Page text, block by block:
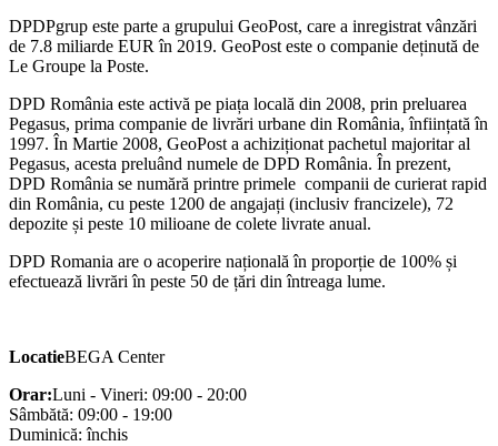
DPDPgrup este parte a grupului GeoPost, care a inregistrat vânzări
de 7.8 miliarde EUR în 2019. GeoPost este o companie deținută de
Le Groupe la Poste.
DPD România este activă pe piața locală din 2008, prin preluarea
Pegasus, prima companie de livrări urbane din România, înființată în
1997. În Martie 2008, GeoPost a achiziționat pachetul majoritar al
Pegasus, acesta preluând numele de DPD România. În prezent,
DPD România se numără printre primele companii de curierat rapid
din România, cu peste 1200 de angajați (inclusiv francizele), 72
depozite și peste 10 milioane de colete livrate anual.
DPD Romania are o acoperire națională în proporție de 100% și
efectuează livrări în peste 50 de țări din întreaga lume.
LocatieBEGA Center
Orar:Luni - Vineri: 09:00 - 20:00
Sâmbătă: 09:00 - 19:00
Duminică: închis